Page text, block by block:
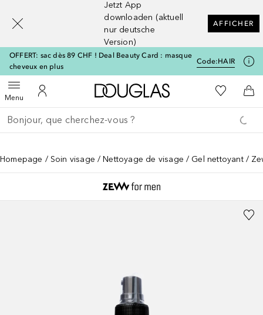
Jetzt App
downloaden (aktuell
nur deutsche
Version)
AFFICHER
OFFERT: sac dès 89 CHF ! Deal Beauty Card : masque
cheveux en plus
Code:HAIR
MenuOuvrir le menuVers Mon Compte
Vers l'accueil Douglas
Vers Ma
Retourner
Exécuter la recherche
Homepage Soin visage Nettoyage de visage Gel nettoyant
[navigation.slideout.screenreader]